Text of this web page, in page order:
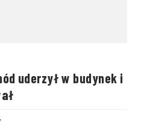
uderzył w budynek i